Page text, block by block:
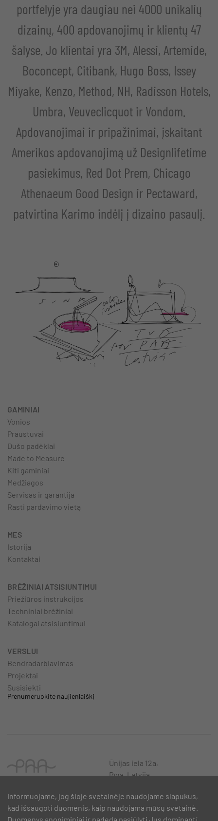
portfelyje yra daugiau nei 4000 unikalių
dizainų, 400 apdovanojimų ir klientų 47
šalyse. Jo klientai yra 3M, Alessi, Artemide,
Boconcept, Citibank, Hugo Boss, Issey
Miyake, Kenzo, Method, NH, Radisson Hotels,
Umbra, Veuveclicquot ir Vondom.
Apdovanojimai ir pripažinimai, įskaitant
Amerikos apdovanojimą už Designlifetime
pasiekimus, Red Dot Prem, Chicago
Athenaeum Good Design ir Pectaward,
patvirtina Karimo indėlį į dizaino pasaulį.
GAMINIAI
Vonios
Praustuvai
Dušo padėklai
Made to Measure
Kiti gaminiai
Medžiagos
Servisas ir garantija
Rasti pardavimo vietą
MES
Istorija
Kontaktai
BRĖŽINIAI ATSISIUNTIMUI
Priežiūros instrukcijos
Techniniai brėžiniai
Katalogai atsisiuntimui
VERSLUI
Bendradarbiavimas
Projektai
Susisiekti
Prenumeruokite naujienlaiškį
Ūnijas iela 12a,
Rīga, Latvija
Informuojame, jog šioje svetainėje naudojame slapukus,
kad išsaugoti duomenis, kaip naudojama mūsų svetainė.